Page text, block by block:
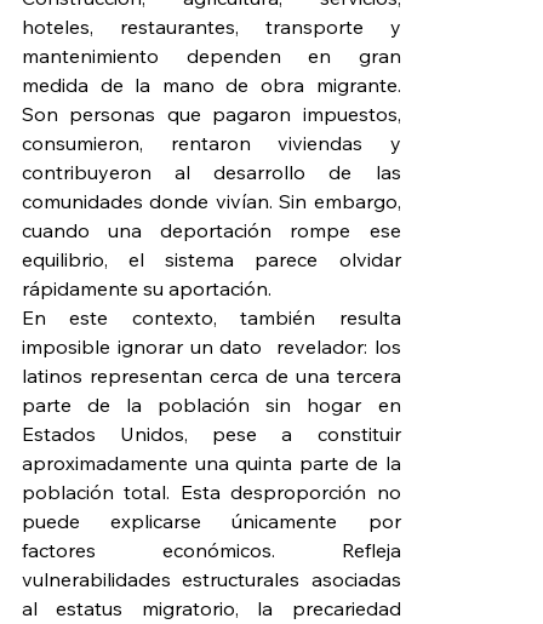
hoteles, restaurantes, transporte y
mantenimiento dependen en gran
medida de la mano de obra migrante.
Son personas que pagaron impuestos,
consumieron, rentaron viviendas y
contribuyeron al desarrollo de las
comunidades donde vivían. Sin embargo,
cuando una deportación rompe ese
equilibrio, el sistema parece olvidar
rápidamente su aportación.
En este contexto, también resulta
imposible ignorar un dato  revelador: los
latinos representan cerca de una tercera
parte de la población sin hogar en
Estados Unidos, pese a constituir
aproximadamente una quinta parte de la
población total. Esta desproporción no
puede explicarse únicamente por
factores económicos. Refleja
vulnerabilidades estructurales asociadas
al estatus migratorio, la precariedad